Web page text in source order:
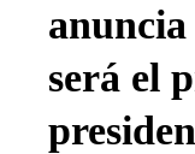
será el